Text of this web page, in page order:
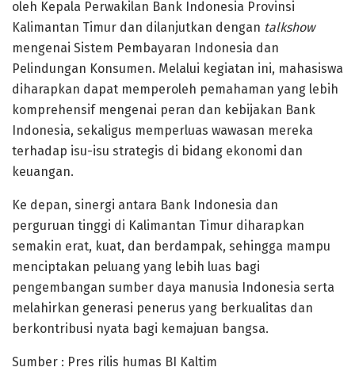
oleh Kepala Perwakilan Bank Indonesia Provinsi
Kalimantan Timur dan dilanjutkan dengan talkshow
mengenai Sistem Pembayaran Indonesia dan
Pelindungan Konsumen. Melalui kegiatan ini, mahasiswa
diharapkan dapat memperoleh pemahaman yang lebih
komprehensif mengenai peran dan kebijakan Bank
Indonesia, sekaligus memperluas wawasan mereka
terhadap isu-isu strategis di bidang ekonomi dan
keuangan.
Ke depan, sinergi antara Bank Indonesia dan
perguruan tinggi di Kalimantan Timur diharapkan
semakin erat, kuat, dan berdampak, sehingga mampu
menciptakan peluang yang lebih luas bagi
pengembangan sumber daya manusia Indonesia serta
melahirkan generasi penerus yang berkualitas dan
berkontribusi nyata bagi kemajuan bangsa.
Sumber : Pres rilis humas BI Kaltim